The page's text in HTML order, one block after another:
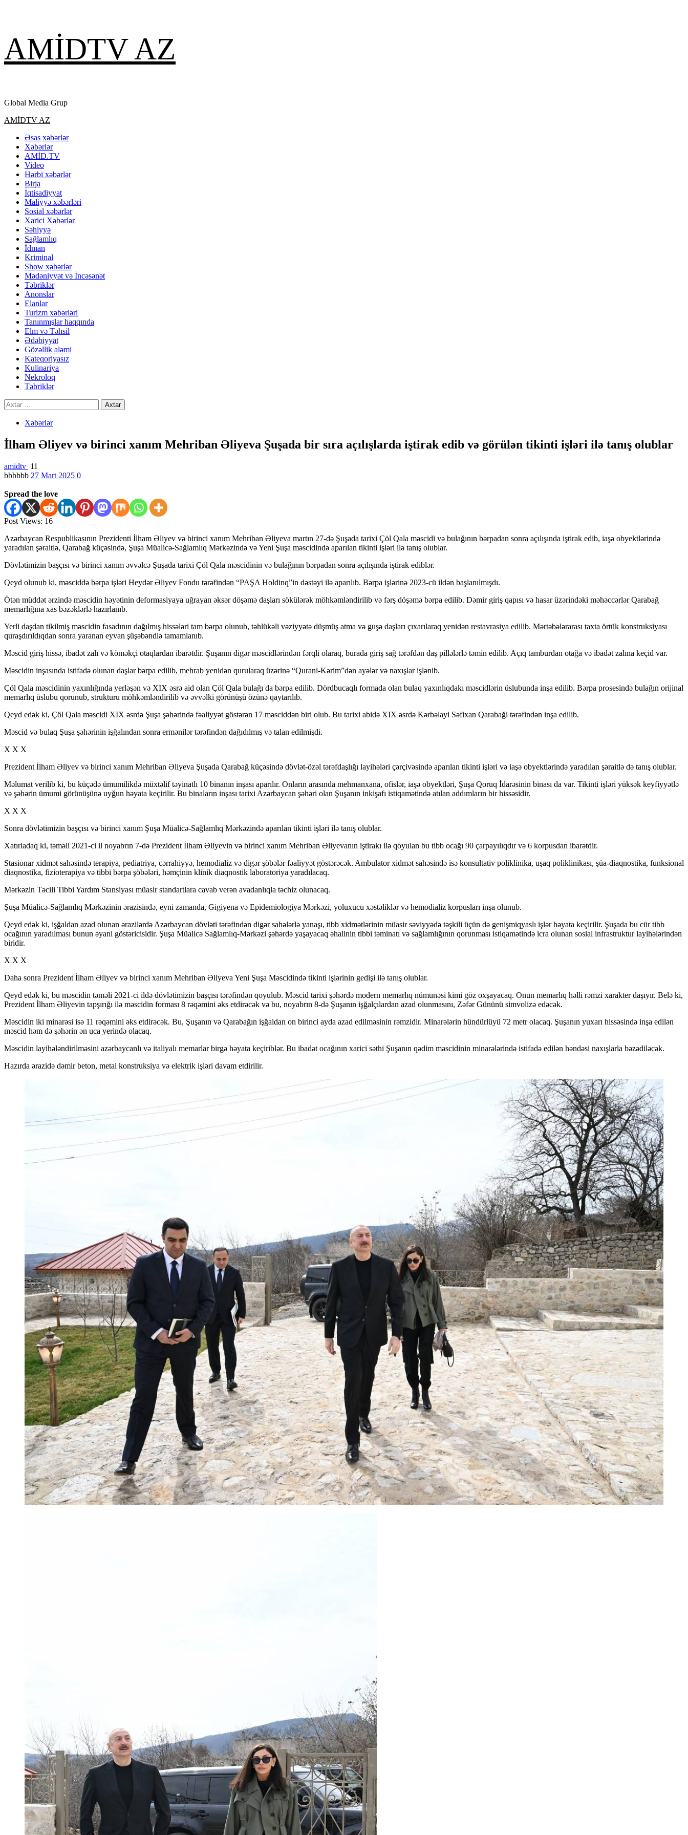
content
AMİDTV AZ
Global Media Grup
Primary
AMİDTV AZ
Əsas xəbərlər
Xəbərlər
AMİD.TV
Video
Hərbi xəbərlər
Birja
İqtisadiyyat
Maliyyə xəbərləri
Sosial xəbərlər
Xarici Xəbərlər
Səhiyyə
Sağlamlıq
İdman
Kriminal
Show xəbərlər
Mədəniyyət və İncəsənət
Təbriklər
Anonslar
Elanlar
Turizm xəbərləri
Tanınmışlar haqqında
Elm və Təhsil
Ədəbiyyat
Gözəllik aləmi
Kateqoriyasız
Kulinariya
Nekroloq
Təbriklər
Axtarış:
Xəbərlər
İlham Əliyev və birinci xanım Mehriban Əliyeva Şuşada bir sıra açılışlarda iştirak edib və görülən tikinti işləri ilə tanış olublar
amidtv 11
bbbbbb 27 Mart 2025 0
Spread the love
Post Views: 16
Azərbaycan Respublikasının Prezidenti İlham Əliyev və birinci xanım Mehriban Əliyeva martın 27-də Şuşada tarixi Çöl Qala məscidi və bulağının bərpadan sonra açılışında iştirak edib, iaşə obyektlərində
yaradılan şəraitlə, Qarabağ küçəsində, Şuşa Müalicə-Sağlamlıq Mərkəzində və Yeni Şuşa məscidində aparılan tikinti işləri ilə tanış olublar.
Dövlətimizin başçısı və birinci xanım əvvəlcə Şuşada tarixi Çöl Qala məscidinin və bulağının bərpadan sonra açılışında iştirak ediblər.
Qeyd olunub ki, məsciddə bərpa işləri Heydər Əliyev Fondu tərəfindən “PAŞA Holdinq”in dəstəyi ilə aparılıb. Bərpa işlərinə 2023-cü ildən başlanılmışdı.
Ötən müddət ərzində məscidin həyətinin deformasiyaya uğrayan əksər döşəmə daşları sökülərək möhkəmləndirilib və fərş döşəmə bərpa edilib. Dəmir giriş qapısı və hasar üzərindəki məhəccərlər Qarabağ
memarlığına xas bəzəklərlə hazırlanıb.
Yerli daşdan tikilmiş məscidin fasadının dağılmış hissələri tam bərpa olunub, təhlükəli vəziyyətə düşmüş atma və guşə daşları çıxarılaraq yenidən restavrasiya edilib. Mərtəbələrarası taxta örtük konstruksiyası
quraşdırıldıqdan sonra yaranan eyvan şüşəbəndlə tamamlanıb.
Məscid giriş hissə, ibadət zalı və köməkçi otaqlardan ibarətdir. Şuşanın digər məscidlərindən fərqli olaraq, burada giriş sağ tərəfdən daş pillələrlə təmin edilib. Açıq tamburdan otağa və ibadət zalına keçid var.
Məscidin inşasında istifadə olunan daşlar bərpa edilib, mehrab yenidən qurularaq üzərinə “Qurani-Kərim”dən ayələr və naxışlar işlənib.
Çöl Qala məscidinin yaxınlığında yerləşən və XIX əsrə aid olan Çöl Qala bulağı da bərpa edilib. Dördbucaqlı formada olan bulaq yaxınlıqdakı məscidlərin üslubunda inşa edilib. Bərpa prosesində bulağın orijinal
memarlıq üslubu qorunub, strukturu möhkəmləndirilib və əvvəlki görünüşü özünə qaytarılıb.
Qeyd edək ki, Çöl Qala məscidi XIX əsrdə Şuşa şəhərində fəaliyyət göstərən 17 məsciddən biri olub. Bu tarixi abidə XIX əsrdə Kərbəlayi Səfixan Qarabaği tərəfindən inşa edilib.
Məscid və bulaq Şuşa şəhərinin işğalından sonra ermənilər tərəfindən dağıdılmış və talan edilmişdi.
X X X
Prezident İlham Əliyev və birinci xanım Mehriban Əliyeva Şuşada Qarabağ küçəsində dövlət-özəl tərəfdaşlığı layihələri çərçivəsində aparılan tikinti işləri və iaşə obyektlərində yaradılan şəraitlə də tanış olublar.
Məlumat verilib ki, bu küçədə ümumilikdə müxtəlif təyinatlı 10 binanın inşası aparılır. Onların arasında mehmanxana, ofislər, iaşə obyektləri, Şuşa Qoruq İdarəsinin binası da var. Tikinti işləri yüksək keyfiyyətlə
və şəhərin ümumi görünüşünə uyğun həyata keçirilir. Bu binaların inşası tarixi Azərbaycan şəhəri olan Şuşanın inkişafı istiqamətində atılan addımların bir hissəsidir.
X X X
Sonra dövlətimizin başçısı və birinci xanım Şuşa Müalicə-Sağlamlıq Mərkəzində aparılan tikinti işləri ilə tanış olublar.
Xatırladaq ki, təməli 2021-ci il noyabrın 7-də Prezident İlham Əliyevin və birinci xanım Mehriban Əliyevanın iştirakı ilə qoyulan bu tibb ocağı 90 çarpayılıqdır və 6 korpusdan ibarətdir.
Stasionar xidmət sahəsində terapiya, pediatriya, cərrahiyyə, hemodializ və digər şöbələr fəaliyyət göstərəcək. Ambulator xidmət sahəsində isə konsultativ poliklinika, uşaq poliklinikası, şüa-diaqnostika, funksional
diaqnostika, fizioterapiya və tibbi bərpa şöbələri, həmçinin klinik diaqnostik laboratoriya yaradılacaq.
Mərkəzin Təcili Tibbi Yardım Stansiyası müasir standartlara cavab verən avadanlıqla təchiz olunacaq.
Şuşa Müalicə-Sağlamlıq Mərkəzinin ərazisində, eyni zamanda, Gigiyena və Epidemiologiya Mərkəzi, yoluxucu xəstəliklər və hemodializ korpusları inşa olunub.
Qeyd edək ki, işğaldan azad olunan ərazilərdə Azərbaycan dövləti tərəfindən digər sahələrlə yanaşı, tibb xidmətlərinin müasir səviyyədə təşkili üçün də genişmiqyaslı işlər həyata keçirilir. Şuşada bu cür tibb
ocağının yaradılması bunun əyani göstəricisidir. Şuşa Müalicə Sağlamlıq-Mərkəzi şəhərdə yaşayacaq əhalinin tibbi təminatı və sağlamlığının qorunması istiqamətində icra olunan sosial infrastruktur layihələrindən
biridir.
X X X
Daha sonra Prezident İlham Əliyev və birinci xanım Mehriban Əliyeva Yeni Şuşa Məscidində tikinti işlərinin gedişi ilə tanış olublar.
Qeyd edək ki, bu məscidin təməli 2021-ci ildə dövlətimizin başçısı tərəfindən qoyulub. Məscid tarixi şəhərdə modern memarlıq nümunəsi kimi göz oxşayacaq. Onun memarlıq həlli rəmzi xarakter daşıyır. Belə ki,
Prezident İlham Əliyevin tapşırığı ilə məscidin forması 8 rəqəmini əks etdirəcək və bu, noyabrın 8-də Şuşanın işğalçılardan azad olunmasını, Zəfər Gününü simvolizə edəcək.
Məscidin iki minarəsi isə 11 rəqəmini əks etdirəcək. Bu, Şuşanın və Qarabağın işğaldan on birinci ayda azad edilməsinin rəmzidir. Minarələrin hündürlüyü 72 metr olacaq. Şuşanın yuxarı hissəsində inşa edilən
məscid həm də şəhərin ən uca yerində olacaq.
Məscidin layihələndirilməsini azərbaycanlı və italiyalı memarlar birgə həyata keçiriblər. Bu ibadət ocağının xarici səthi Şuşanın qədim məscidinin minarələrində istifadə edilən həndəsi naxışlarla bəzədiləcək.
Hazırda ərazidə dəmir beton, metal konstruksiya və elektrik işləri davam etdirilir.